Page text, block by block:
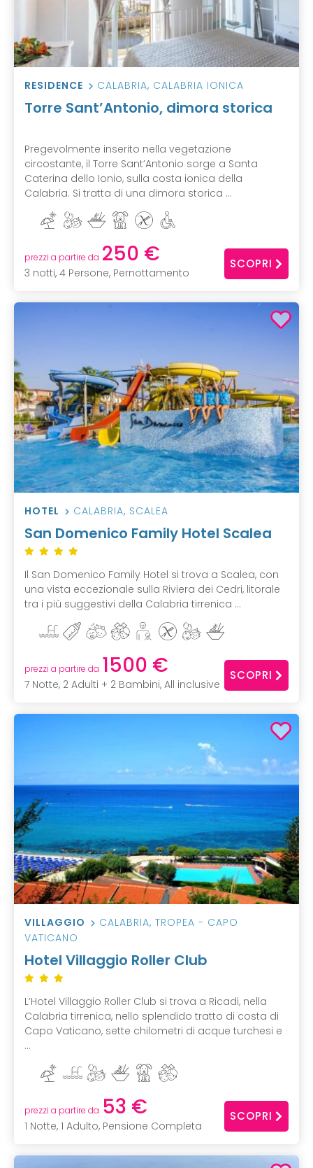
RESIDENCE CALABRIA, CALABRIA IONICA
Torre Sant’Antonio, dimora storica
Pregevolmente inserito nella vegetazione
circostante, il Torre Sant’Antonio sorge a Santa
Caterina dello Ionio, sulla costa ionica della
Calabria. Si tratta di una dimora storica ...
prezzi a partire da 250 €
3 notti, 4 Persone, Pernottamento
SCOPRI
HOTEL CALABRIA, SCALEA
San Domenico Family Hotel Scalea
Il San Domenico Family Hotel si trova a Scalea, con
una vista eccezionale sulla Riviera dei Cedri, litorale
tra i più suggestivi della Calabria tirrenica ...
prezzi a partire da 1500 €
7 Notte, 2 Adulti + 2 Bambini, All inclusive
SCOPRI
VILLAGGIO CALABRIA, TROPEA - CAPO
VATICANO
Hotel Villaggio Roller Club
L’Hotel Villaggio Roller Club si trova a Ricadi, nella
Calabria tirrenica, nello splendido tratto di costa di
Capo Vaticano, sette chilometri di acque turchesi e
...
prezzi a partire da 53 €
1 Notte, 1 Adulto, Pensione Completa
SCOPRI